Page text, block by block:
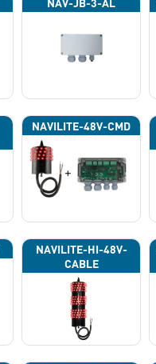
NAVILITE-48V-CMD
NAVILITE-HI-48V-
CABLE